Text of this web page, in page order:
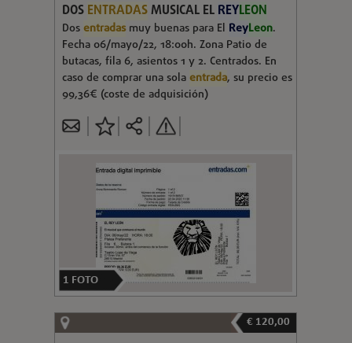
DOS ENTRADASMUSICAL EL REYLEON
Dosentradasmuy buenas para El ReyLeon.
Fecha 06/mayo/22, 18:00h. Zona Patio de
butacas, fila 6, asientos 1 y 2. Centrados. En
caso de comprar una solaentrada, su precio es
99,36€ (coste de adquisición)
1 FOTO
€ 120,00